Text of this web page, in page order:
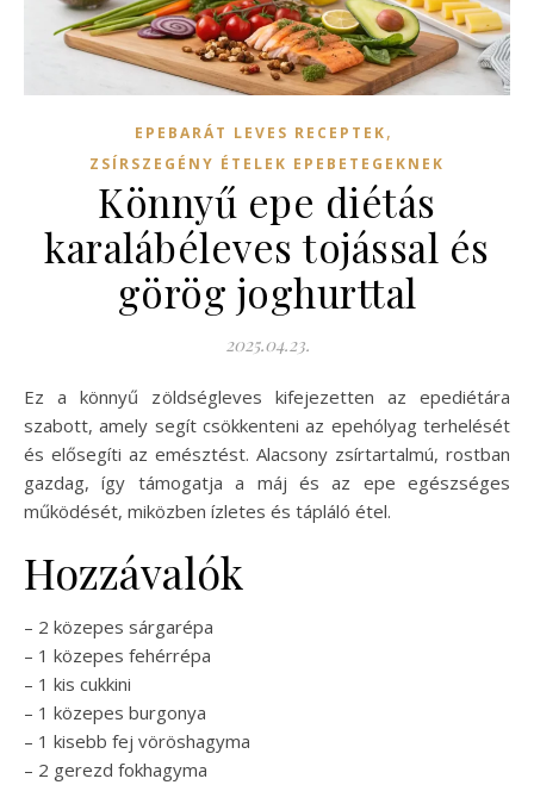
EPEBARÁT LEVES RECEPTEK,
ZSÍRSZEGÉNY ÉTELEK EPEBETEGEKNEK
Könnyű epe diétás
karalábéleves tojással és
görög joghurttal
2025.04.23.
Ez a könnyű zöldségleves kifejezetten az epediétára
szabott, amely segít csökkenteni az epehólyag terhelését
és elősegíti az emésztést. Alacsony zsírtartalmú, rostban
gazdag, így támogatja a máj és az epe egészséges
működését, miközben ízletes és tápláló étel.
Hozzávalók
– 2 közepes sárgarépa
– 1 közepes fehérrépa
– 1 kis cukkini
– 1 közepes burgonya
– 1 kisebb fej vöröshagyma
– 2 gerezd fokhagyma